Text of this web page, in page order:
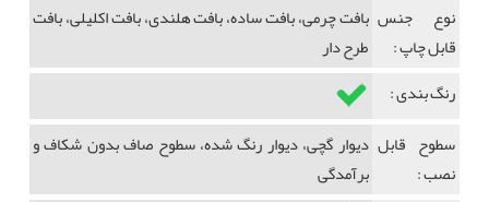
نوع جنس
قابل چاپ :
بافت چرمی، بافت ساده، بافت هلندی، بافت اکلیلی، بافت
طرح دار
رنگ بندی :
سطوح قابل
نصب :
دیوار گچی، دیوار رنگ شده، سطوح صاف بدون شکاف و
برآمدگی